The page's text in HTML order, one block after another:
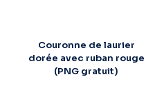
Couronne de laurier
dorée avec ruban rouge
(PNG gratuit)